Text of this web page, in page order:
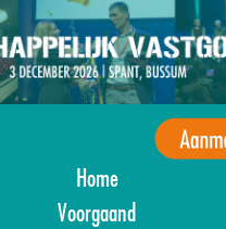
Home
Voorgaand